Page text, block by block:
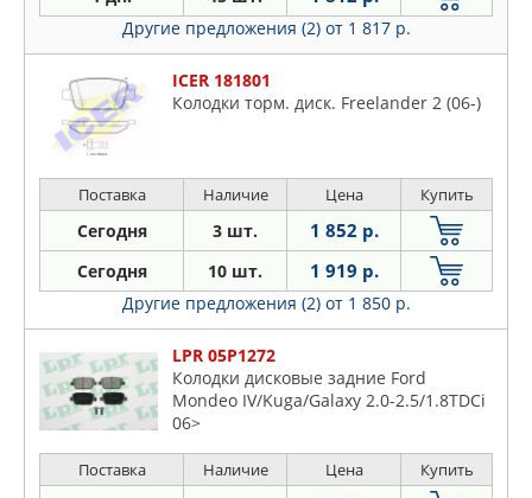
Другие предложения (2) от 1 817 р.
ICER 181801
Колодки торм. диск. Freelander 2 (06-)
Поставка Наличие Цена Купить
Сегодня 3 шт. 1 852 р.
Сегодня 10 шт. 1 919 р.
Другие предложения (2) от 1 850 р.
LPR 05P1272
Колодки дисковые задние Ford
Mondeo IV/Kuga/Galaxy 2.0-2.5/1.8TDCi
06>
Поставка Наличие Цена Купить